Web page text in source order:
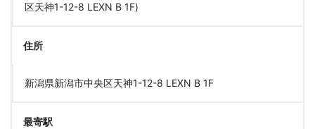
区天神1-12-8 LEXN B 1F)
住所
新潟県新潟市中央区天神1-12-8 LEXN B 1F
最寄駅